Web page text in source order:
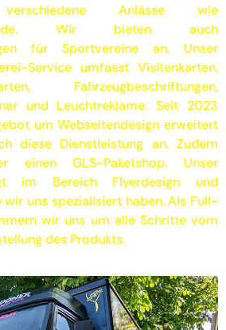
Anlässe wie
Wir bieten auch
für Sportvereine an. Unser
Service umfasst Visitenkarten,
Fahrzeugbeschriftungen,
und Leuchtreklame. Seit 2023
um Webseitendesign erweitert
diese Dienstleistung an. Zudem
einen GLS-Paketshop. Unser
im Bereich Flyerdesign und
wir uns spezialisiert haben. Als Full-
wir uns um alle Schritte vom
des Produkts.